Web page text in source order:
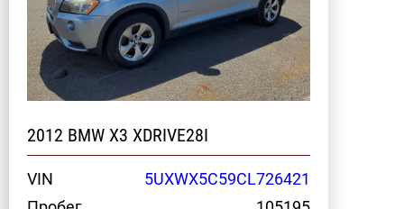
2012 BMW X3 XDRIVE28I
VIN
5UXWX5C59CL726421